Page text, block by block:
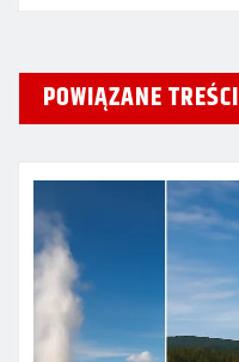
POWIĄZANE TREŚCI